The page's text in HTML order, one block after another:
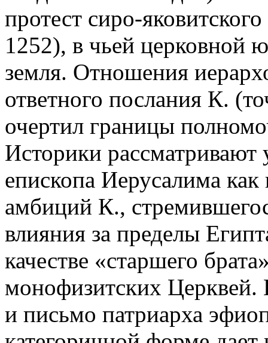
протест сиро-
1252), в чьей церковной
земля. Отношения
ответного послания К.
очертил границы
Историки
епископа Иерусалима
амбиций К.,
влияния за пределы
качестве «старшего
монофизитских Церквей.
и письмо патриарха